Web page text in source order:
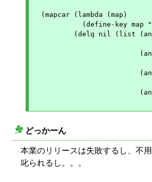
  (mapcar (lambda (map)
どっかーん
本業のリリースは失敗するし、不
叱られるし。。。